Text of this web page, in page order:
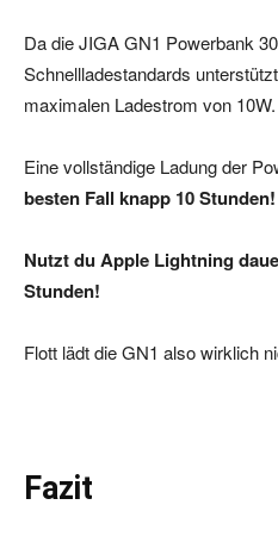
Da die JIGA GN1 Powerbank
Schnellladestandards
maximalen Ladestrom von 10W.
Eine vollständige Ladung der
besten Fall knapp 10 Stunden!
Nutzt du Apple Lightning
Stunden!
Flott lädt die GN1 also wirklich
Fazit